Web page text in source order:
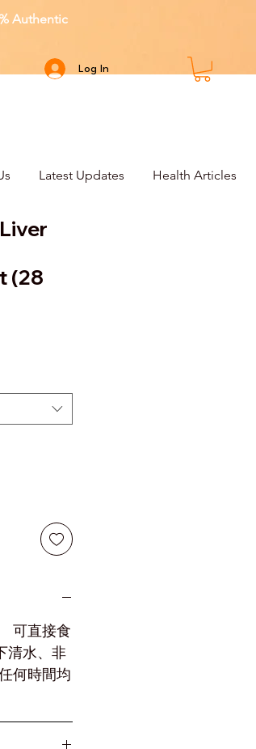
Log In
Authentic
Latest Updates Health Articles
(28
可直接食
水、非
何時間均